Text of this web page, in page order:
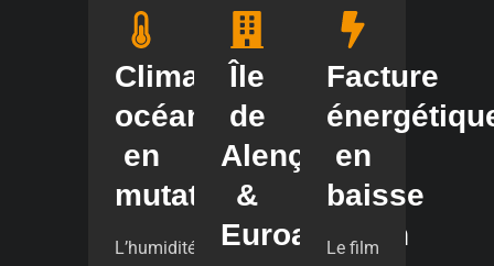
Climat
océanique
en
mutation
L’humidité
Île
de
Alençon
&
Euroalencon
Facture
en
baisse
Le film